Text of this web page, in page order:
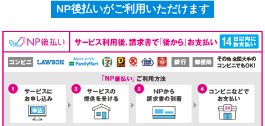
NP後払いがご利用いただけます